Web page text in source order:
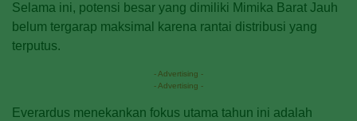
Selama ini, potensi besar yang dimiliki Mimika Barat Jauh
belum tergarap maksimal karena rantai distribusi yang
terputus.
- Advertising -
- Advertising -
Everardus menekankan fokus utama tahun ini adalah